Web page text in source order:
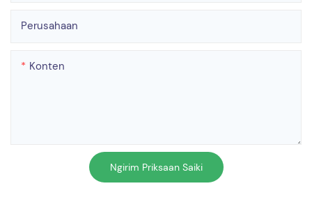
Perusahaan
Konten
Ngirim Priksaan Saiki